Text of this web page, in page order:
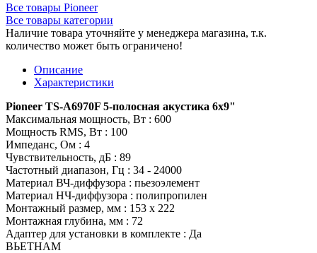
Все товары Pioneer
Все товары категории
Наличие товара уточняйте у менеджера магазина, т.к.
количество может быть ограничено!
Описание
Характеристики
Pioneer TS-A6970F 5-полосная акустика 6х9"
Максимальная мощность, Вт : 600
Мощность RMS, Вт : 100
Импеданс, Ом : 4
Чувствительность, дБ : 89
Частотный диапазон, Гц : 34 - 24000
Материал ВЧ-диффузора : пьезоэлемент
Материал НЧ-диффузора : полипропилен
Монтажный размер, мм : 153 x 222
Монтажная глубина, мм : 72
Адаптер для установки в комплекте : Да
ВЬЕТНАМ